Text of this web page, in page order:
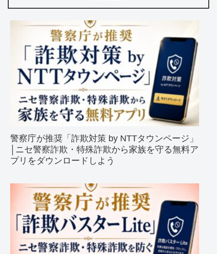
警察庁が推奨「詐欺対策 by NTTタウンページ」
│ニセ警察詐欺・特殊詐欺から家族を守る無料ア
プリをダウンロードしよう